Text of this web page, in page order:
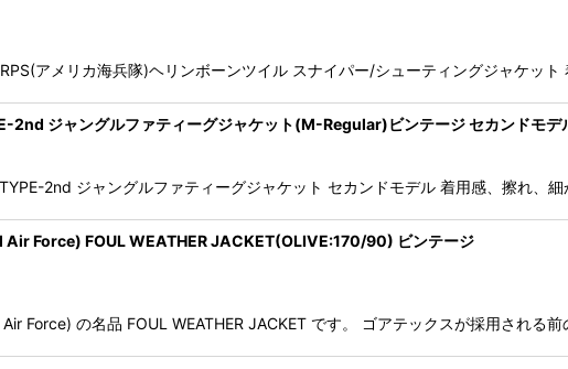
アメリカ海兵隊)ヘリンボーンツイル スナイパー/シューティングジャケッ
ジャングルファティーグジャケット(M-Regular)ビンテージ セカンドモデ
2nd ジャングルファティーグジャケット セカンドモデル 着用感、擦れ、
Force) FOUL WEATHER JACKET(OLIVE:170/90) ビンテージ
Force) の名品 FOUL WEATHER JACKET です。 ゴアテックスが採用される